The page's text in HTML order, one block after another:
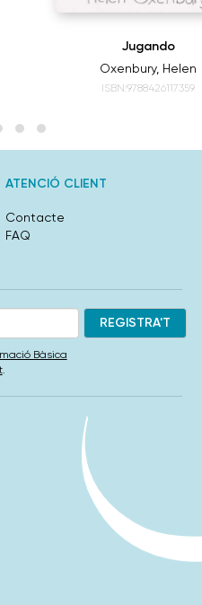
Jugando
Oxenbury, Helen
ISBN:9788426117359
ATENCIÓ CLIENT
Contacte
FAQ
Bàsica
.